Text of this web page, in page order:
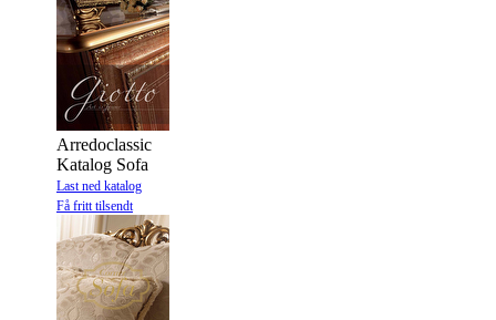
Arredoclassic
Katalog Sofa
Last ned katalog
Få fritt tilsendt